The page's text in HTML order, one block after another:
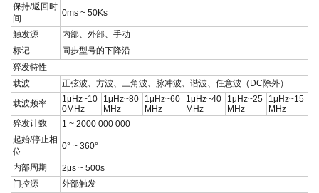
保持/返回时
间
0ms ~ 50Ks
触发源
内部、外部、手动
标记
同步型号的下降沿
猝发特性
载波
正弦波、方波、三角波、脉冲波、谐波、任意波（ DC除外）
载波频率
1μHz~10
0MHz
1μHz~80
MHz
1μHz~60
MHz
1μHz~40
MHz
1μHz~25
MHz
1μHz~15
MHz
猝发计数
1 ~ 2000 000 000
起始/停止相
位
0° ~ 360°
内部周期
2μs ~ 500s
门控源
外部触发